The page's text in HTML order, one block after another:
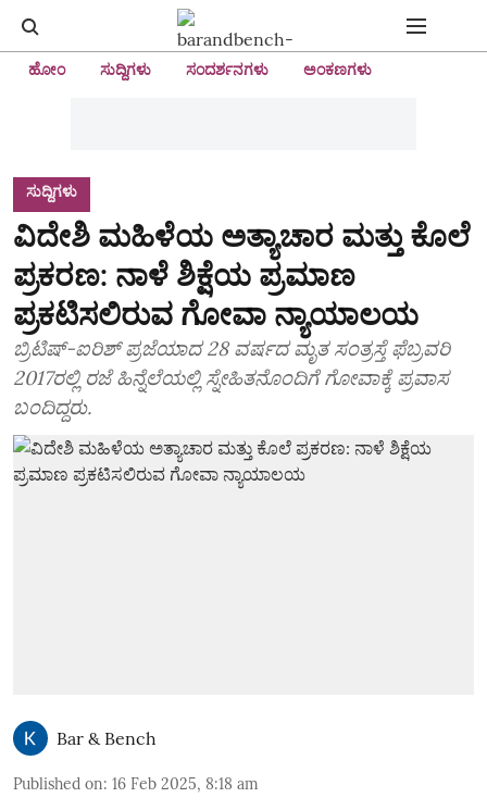
ಹೋಂ ಸುದ್ದಿಗಳು ಸಂದರ್ಶನಗಳು ಅಂಕಣಗಳು
ಸುದ್ದಿಗಳು
ವಿದೇಶಿ ಮಹಿಳೆಯ ಅತ್ಯಾಚಾರ ಮತ್ತು ಕೊಲೆ
ಪ್ರಕರಣ: ನಾಳೆ ಶಿಕ್ಷೆಯ ಪ್ರಮಾಣ
ಪ್ರಕಟಿಸಲಿರುವ ಗೋವಾ ನ್ಯಾಯಾಲಯ
ಬ್ರಿಟಿಷ್-ಐರಿಶ್ ಪ್ರಜೆಯಾದ 28 ವರ್ಷದ ಮೃತ ಸಂತ್ರಸ್ತೆ ಫೆಬ್ರವರಿ
2017ರಲ್ಲಿ ರಜೆ ಹಿನ್ನೆಲೆಯಲ್ಲಿ ಸ್ನೇಹಿತನೊಂದಿಗೆ ಗೋವಾಕ್ಕೆ ಪ್ರವಾಸ
ಬಂದಿದ್ದರು.
Bar & Bench
Published on: 16 Feb 2025, 8:18 am